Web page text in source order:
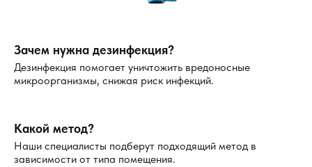
Зачем нужна дезинфекция?
Дезинфекция помогает уничтожить вредоносные
микроорганизмы, снижая риск инфекций.
Какой метод?
Наши специалисты подберут подходящий метод в
зависимости от типа помещения.